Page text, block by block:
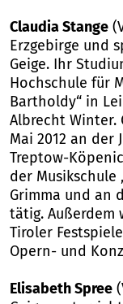
Claudia Stange
Erzgebirge und
Geige. Ihr
Hochschule für
Bartholdy“ in
Albrecht
Mai 2012 an der
Treptow-
der Musikschule
Grimma und an
tätig. Außerdem
Tiroler
Opern- und
Elisabeth Spree